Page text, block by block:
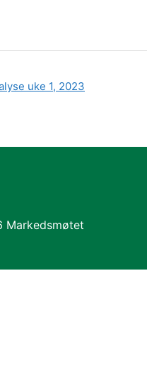
uke 1, 2023